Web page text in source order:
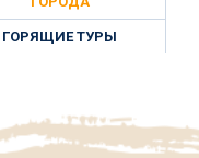
ГОРЯЩИЕ ТУРЫ